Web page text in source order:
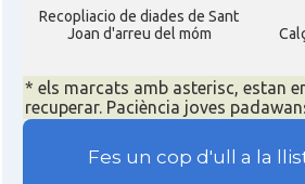
Recopliacio de diades de Sant
Joan d'arreu del móm
* els marcats amb asterisc, estan
recuperar. Paciència joves
Fes un cop d'ull a la